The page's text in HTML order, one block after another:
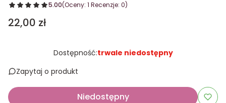
5.00(Oceny: 1 Recenzje: 0)
Cena
22,00 zł
Dostępność:trwale niedostępny
Zapytaj o produkt
Niedostępny